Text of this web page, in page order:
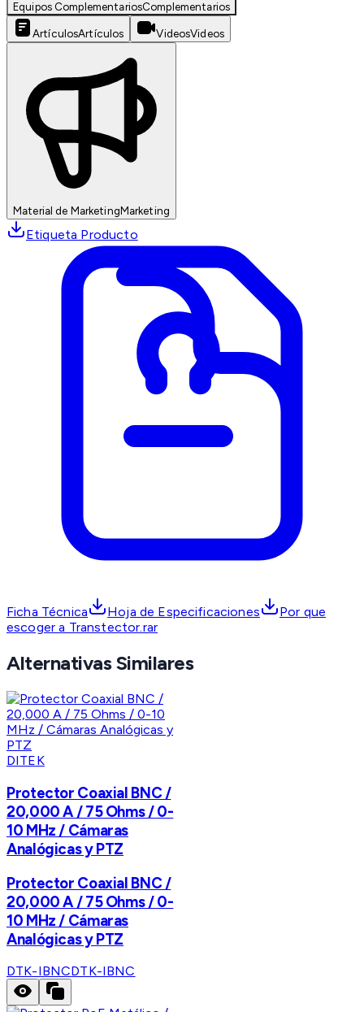
Equipos ComplementariosComplementarios
ArtículosArtículos VideosVideos
Material de MarketingMarketing
Etiqueta Producto
Ficha Técnica Hoja de Especificaciones
Por que
escoger a Transtector.rar
Alternativas Similares
DITEK
Protector Coaxial BNC /
20,000 A / 75 Ohms / 0-
10 MHz / Cámaras
Analógicas y PTZ
Protector Coaxial BNC /
20,000 A / 75 Ohms / 0-
10 MHz / Cámaras
Analógicas y PTZ
DTK-IBNCDTK-IBNC